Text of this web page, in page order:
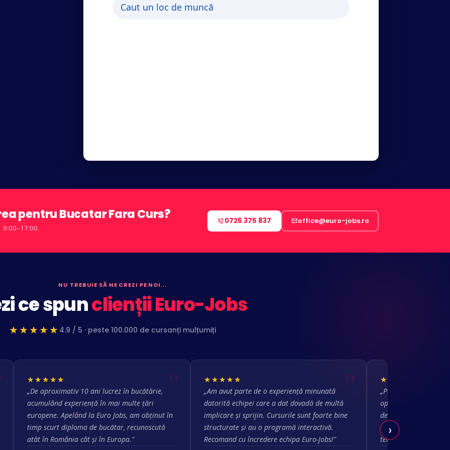
pentru Bucatar Fara Curs? 0726 375 837 office@euro-jobs.ro
NU TREBUIE SĂ NE CREZI PE NOI...
ce spunclienții Euro-Jobs
★★★★★ 4.9 / 5 · peste 100.000 de cursanți mulțumiți
›
★★★★★
„De aproximativ 10 ani lucrez în bucătărie,
acumulând experiență în mai multe țări
europene. Apelând la Euro Jobs, am obținut în
timp scurt diploma de bucătar, recunoscută
atât în România cât și în Europa."
★★★★★
„Am avut parte de o experiență minunată
datorită echipei care a dat dovadă de multă
implicare și sprijin. Cursurile sunt foarte bine
structurate și au o programă interactivă.
Recomand cu încredere echipa Euro-Jobs!"
★★★★★
„Parcurgerea
oportunitatea de a
de desfășurare mi-a
— am avut acces și
teorie. O experiență